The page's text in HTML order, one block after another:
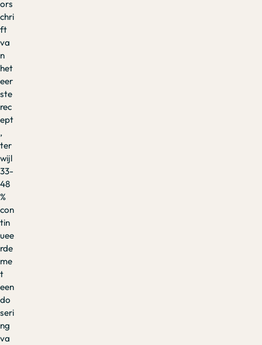
ors
chri
ft
va
n
het
eer
ste
rec
ept
,
ter
wijl
33-
48
%
con
tin
uee
rde
me
t
een
do
seri
ng
va